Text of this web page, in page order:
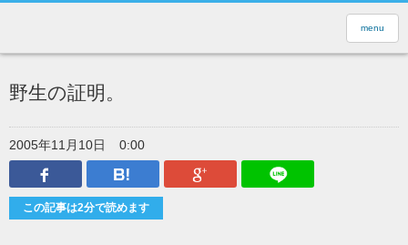
menu
野生の証明。
2005年11月10日
0:00
Facebook
はてなブックマークGoogle Plus
この記事は2分で読めます